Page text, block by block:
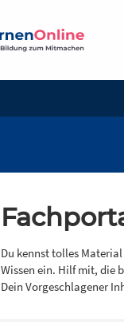
Du kennst tolles
Wissen ein. Hilf mit, die
Dein Vorgeschlagener